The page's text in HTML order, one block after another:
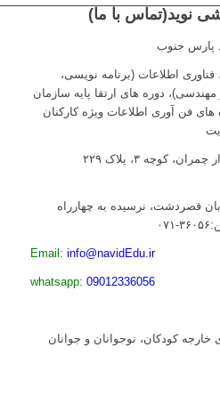
نوید(تماس با ما)
پارس جنوب
فناوری اطلاعات (برنامه نویسی،
دوره های ارتقا پایه سازمان
فن آوری اطلاعات ویژه کارکنان
شیراز، بلوار چمران، کوچه ۳، پلاک ۲۲۹
قصردشت، نرسیده به چهارراه
Email: info@navidEdu.ir
whatsapp: 09012336056
خارجه کودکان، نوجوانان و جوانان